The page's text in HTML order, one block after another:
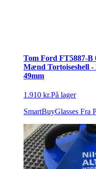
Tom Ford FT5887-
Mænd Tortoiseshell
49mm
1.910 kr.På lager
SmartBuyGlasses Fra